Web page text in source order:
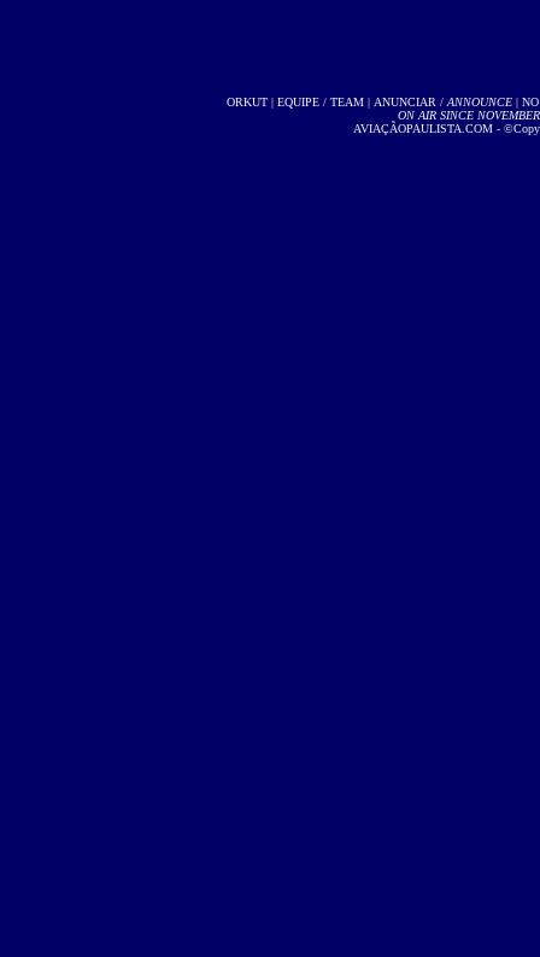
ORKUT| EQUIPE / TEAM| ANUNCIAR / ANNOUNCE| NO
ON AIR SINCE
AVIAÇÃOPAULISTA.COM -